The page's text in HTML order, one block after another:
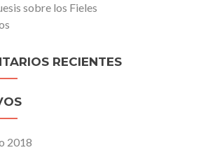
sobre los Fieles
RECIENTES
2018